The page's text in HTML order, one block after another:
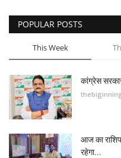
POPULAR POSTS
This Week
कांग्रेस
आज का
रहेगा...